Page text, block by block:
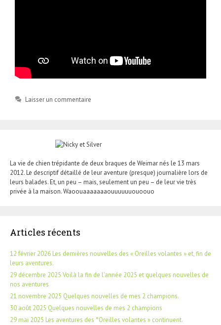
Laisser un commentaire
La vie de chien trépidante de deux braques de Weimar nés le 13 mars
2012. Le descriptif détaillé de leur aventure (presque) journalière lors de
leurs balades. Et, un peu – mais, seulement un peu – de leur vie très
privée à la maison. Waoouaaaaaaaouuuuuuouoouo
Articles récents
12 février 2026 Les dernières nouvelles des « Oreilles volantes » et, fin de
leurs aventures.
29 décembre 2025 Voilà la fin de l’année 2025 et quelques nouvelles de
nos aventures
21 novembre 2025 Quelques nouvelles de mes 2 champions.
30 août 2025 Quelques nouvelles de mes 2 champions
29 mai 2025 Les aventures des °Oreilles volantes » continuent.